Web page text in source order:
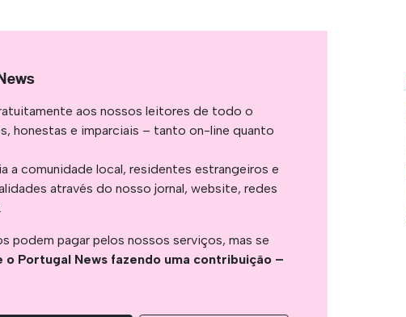
aos nossos leitores de todo o
honestas e imparciais – tanto on-line quanto
a comunidade local, residentes estrangeiros e
através do nosso jornal, website, redes
podem pagar pelos nossos serviços, mas se
o Portugal News fazendo uma contribuição –